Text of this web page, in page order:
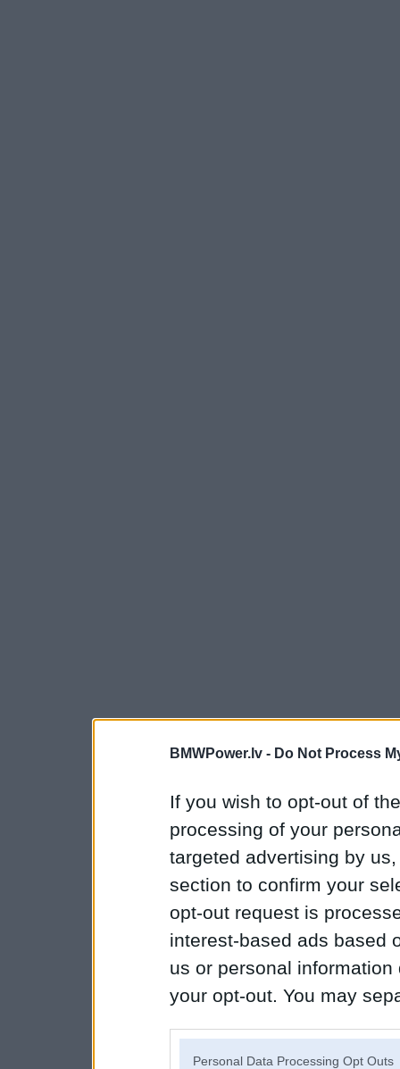
BMWPower.lv - Do Not Process
If you wish to opt-out of
processing of your
targeted advertising by
section to confirm your
opt-out request is
interest-based ads based
us or personal
your opt-out. You may
Personal Data Processing Opt Outs